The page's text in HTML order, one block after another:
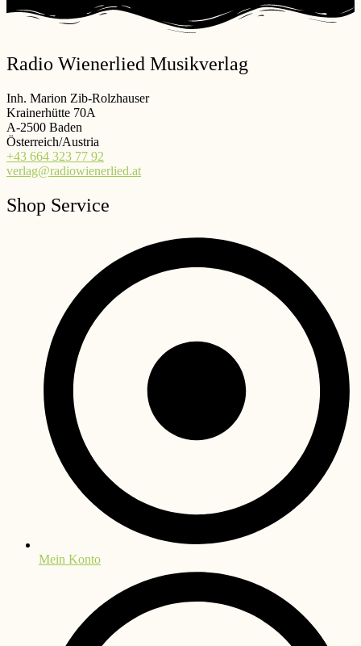
Radio Wienerlied Musikverlag
Inh. Marion Zib-Rolzhauser
Krainerhütte 70A
A-2500 Baden
Österreich/Austria
+43 664 323 77 92
verlag@radiowienerlied.at
Shop Service
Mein Konto